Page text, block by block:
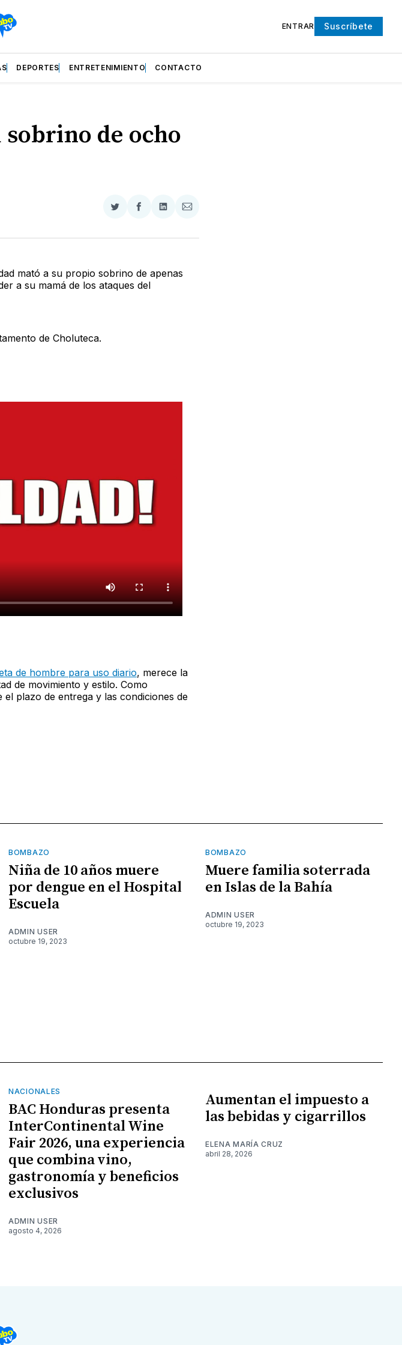
ENTRAR Suscríbete
DEPORTES ENTRETENIMIENTO CONTACTO
de ocho
Compartir
Twitter
Compartir
Facebook
Compartir
LinkedIn
Compartir
Email
mató a su propio sobrino de apenas
a su mamá de los ataques del
de Choluteca.
de hombre para uso diario, merece la
de movimiento y estilo. Como
plazo de entrega y las condiciones de
BOMBAZO
Niña de 10 años muere
por dengue en el Hospital
Escuela
ADMIN USER
octubre 19, 2023
BOMBAZO
Muere familia soterrada
en Islas de la Bahía
ADMIN USER
octubre 19, 2023
NACIONALES
BAC Honduras presenta
InterContinental Wine
Fair 2026, una experiencia
que combina vino,
gastronomía y beneficios
exclusivos
ADMIN USER
agosto 4, 2026
Aumentan el impuesto a
las bebidas y cigarrillos
ELENA MARÍA CRUZ
abril 28, 2026